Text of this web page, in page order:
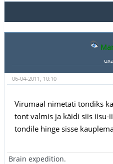
06-04-2011, 10:10
Virumaal nimetati tondiks
tont valmis ja käidi siis iisu-
tondile hinge sisse
Brain expedition.